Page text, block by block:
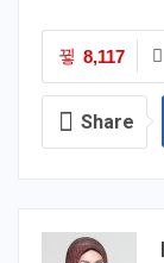
8,117
Share